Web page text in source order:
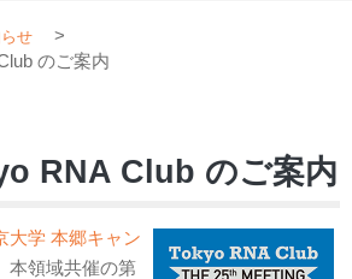
せ
>
のご案内
RNA Club のご案内
大学 本郷キャン
本領域共催の第